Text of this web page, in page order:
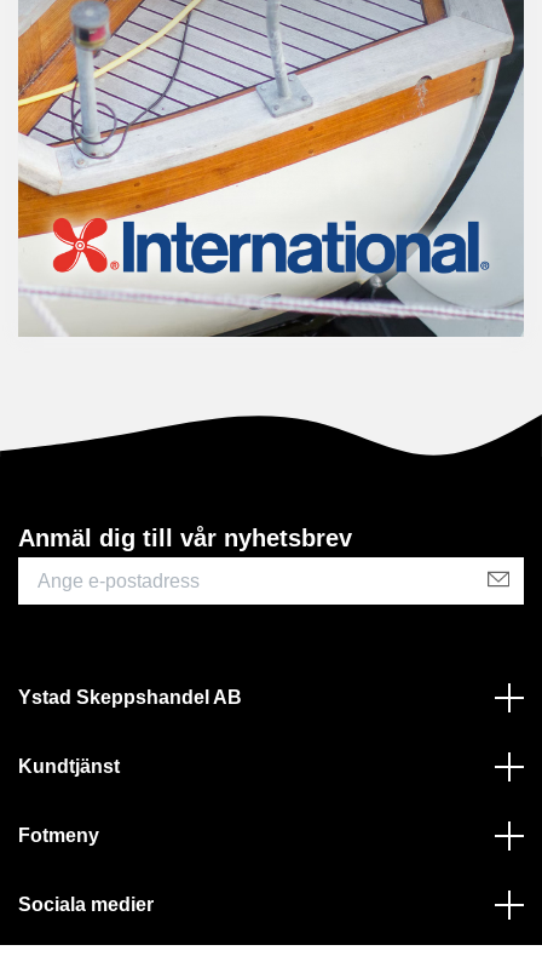
Anmäl dig till vår nyhetsbrev
Ystad Skeppshandel AB
Kundtjänst
Fotmeny
Sociala medier